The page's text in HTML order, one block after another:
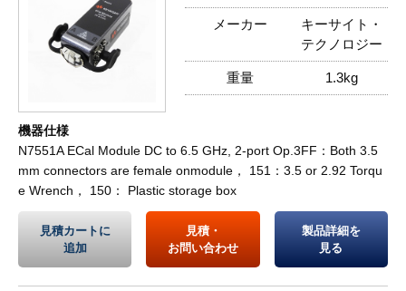
メーカー
キーサイト・
テクノロジー
重量 1.3kg
機器仕様
N7551A ECal Module DC to 6.5 GHz, 2-port Op.3FF：Both 3.5
mm connectors are female onmodule， 151：3.5 or 2.92 Torqu
e Wrench， 150： Plastic storage box
見積カートに
追加
見積・
お問い合わせ
製品詳細を
見る